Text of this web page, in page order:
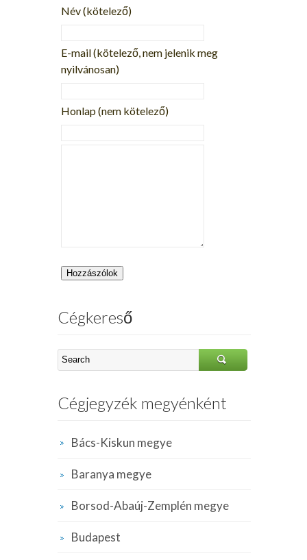
Név(kötelező)
E-mail(kötelező, nem jelenik meg
nyilvánosan)
Honlap (nem kötelező)
Cégkereső
Cégjegyzék megyénként
Bács-Kiskun megye
Baranya megye
Borsod-Abaúj-Zemplén megye
Budapest